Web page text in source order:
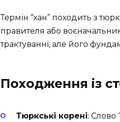
Термін “хан” походить з
правителя або
трактуванні, але його
Походження із
Тюркські корені: Слово